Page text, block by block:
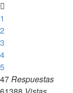
1
2
3
4
5
47Respuestas